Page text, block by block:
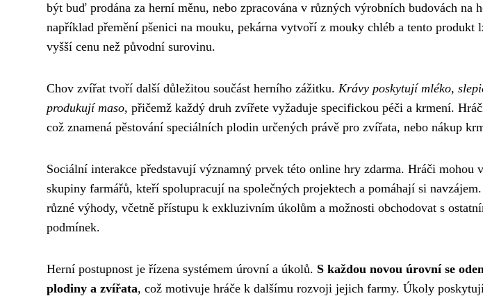
být buď prodána za herní měnu, nebo zpracována v různých výrobních budovách na
například přemění pšenici na mouku, pekárna vytvoří z mouky chléb a tento produkt
vyšší cenu než původní surovinu.
Chov zvířat tvoří další důležitou součást herního zážitku. Krávy poskytují mléko,
produkují maso, přičemž každý druh zvířete vyžaduje specifickou péči a krmení.
což znamená pěstování speciálních plodin určených právě pro zvířata, nebo nákup
Sociální interakce představují významný prvek této online hry zdarma. Hráči mohou
skupiny farmářů, kteří spolupracují na společných projektech a pomáhají si
různé výhody, včetně přístupu k exkluzivním úkolům a možnosti obchodovat s
podmínek.
Herní postupnost je řízena systémem úrovní a úkolů. S každou novou úrovní se
plodiny a zvířata, což motivuje hráče k dalšímu rozvoji jejich farmy. Úkoly